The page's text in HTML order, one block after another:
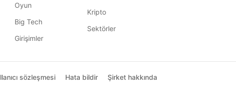
Oyun
Big Tech
Girişimler
Kripto
Sektörler
sözleşmesi Hata bildir Şirket hakkında